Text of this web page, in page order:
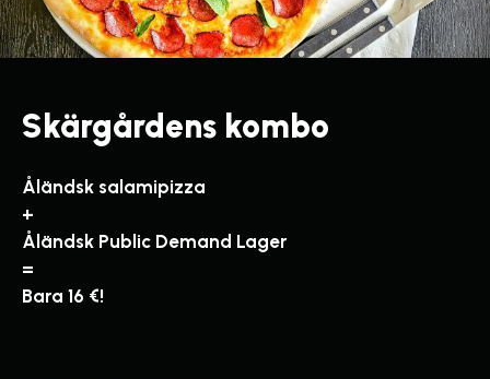
Skärgårdens kombo
Åländsk salamipizza
+
Åländsk Public Demand Lager
=
Bara 16 €!